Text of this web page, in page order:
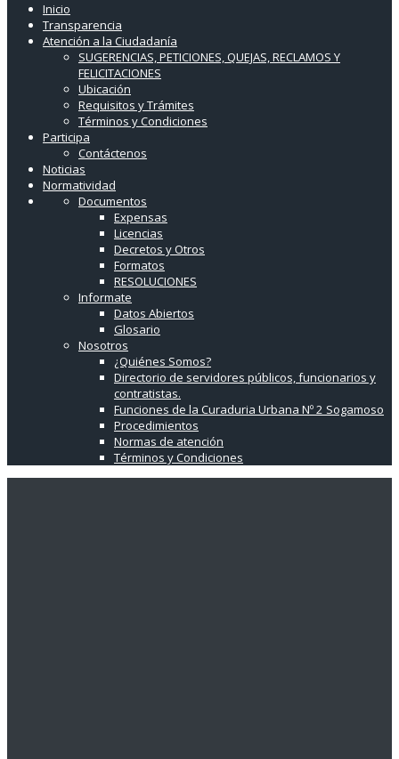
Inicio
Transparencia
Atención a la Ciudadanía
SUGERENCIAS, PETICIONES, QUEJAS, RECLAMOS Y
FELICITACIONES
Ubicación
Requisitos y Trámites
Términos y Condiciones
Participa
Contáctenos
Noticias
Normatividad
Documentos
Expensas
Licencias
Decretos y Otros
Formatos
RESOLUCIONES
Informate
Datos Abiertos
Glosario
Nosotros
¿Quiénes Somos?
Directorio de servidores públicos, funcionarios y
contratistas.
Funciones de la Curaduria Urbana Nº 2 Sogamoso
Procedimientos
Normas de atención
Términos y Condiciones